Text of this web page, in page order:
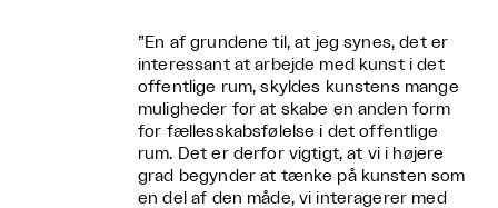
”En af grundene til, at jeg synes, det er
interessant at arbejde med kunst i det
offentlige rum, skyldes kunstens mange
muligheder for at skabe en anden form
for fællesskabsfølelse i det offentlige
rum. Det er derfor vigtigt, at vi i højere
grad begynder at tænke på kunsten som
en del af den måde, vi interagerer med